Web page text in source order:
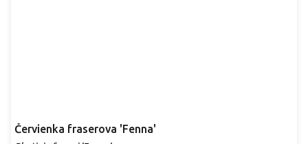
Červienka fraserova 'Fenna'